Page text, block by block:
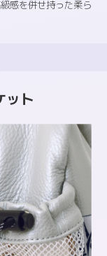
感を併せ持った柔ら
ット